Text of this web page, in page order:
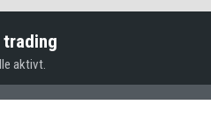
trading
aktivt.